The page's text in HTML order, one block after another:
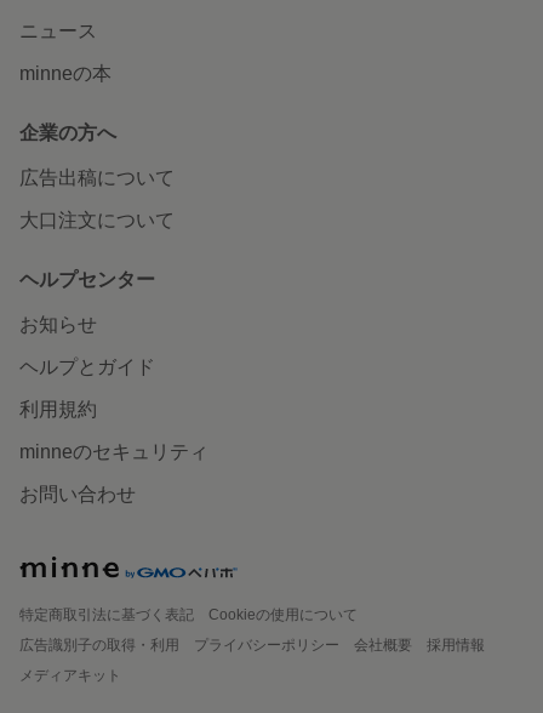
ニュース
minneの本
企業の方へ
広告出稿について
大口注文について
ヘルプセンター
お知らせ
ヘルプとガイド
利用規約
minneのセキュリティ
お問い合わせ
特定商取引法に基づく表記
Cookieの使用について
広告識別子の取得・利用
プライバシーポリシー 会社概要
採用情報
メディアキット